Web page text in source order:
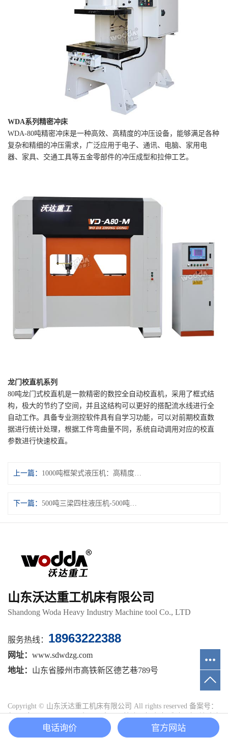
WDA系列精密冲床
WDA-80吨精密冲床是一种高效、高精度的冲压设备，能够满足各种
复杂和精细的冲压需求，广泛应用于电子、通讯、电脑、家用电
器、家具、交通工具等五金零部件的冲压成型和拉伸工艺。
龙门校直机系列
80吨龙门式校直机是一款精密的数控全自动校直机，采用了框式结
构，极大的节约了空间，并且这结构可以更好的搭配流水线进行全
自动工作。具备专业测控软件具有自学习功能，可以对前期校直数
据进行统计处理，根据工件弯曲量不同，系统自动调用对应的校直
参数进行快速校直。
上一篇： 1000吨框架式液压机：高精度、高效率的工业利器
下一篇： 500吨三梁四柱液压机-500吨油压机
山东沃达重工机床有限公司
Shandong Woda Heavy Industry Machine tool Co., LTD
服务热线： 18963222388
网址： www.sdwdzg.com
地址： 山东省滕州市高铁新区德艺巷789号
Copyright © 山东沃达重工机床有限公司 All rights reserved 备案号：
鲁ICP备15023625号-16主要从事于 四柱液压机,框架式液压机,单臂液
压机
, 欢迎来电咨询！网站地图
电话询价 官方网站